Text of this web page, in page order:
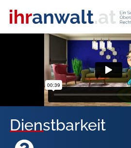
Dienstbarkeit